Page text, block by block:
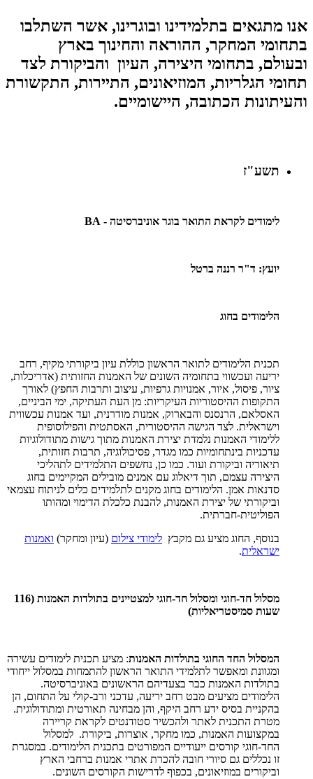
אנו מתגאים בתלמידינו ובוגרינו, אשר השתלבו
בתחומי המחקר, ההוראה והחינוך בארץ
ובעולם, בתחומי היצירה, העיון והביקורת לצד
תחומי הגלריות, המוזיאונים, התיירות, התקשורת
והעיתונות הכתובה, היישומיים.
תשע"ז
לימודים לקראת התואר בוגר אוניברסיטה - BA
יועץ: ד"ר רננה ברטל
הלימודים בחוג
תכנית הלימודים לתואר הראשון כוללת עיון ביקורתי מקיף, רחב
יריעה ועכשווי בתחומיה השונים של האמנות החזותית (אדריכלות,
ציור, פיסול, איור, אמנויות גרפיות, עיצוב ותרבות החפץ) לאורך
התקופות ההיסטוריות העיקריות: מן העת העתיקה, ימי הביניים,
האסלאם, הרנסנס והבארוק, אמנות מודרנית, ועד אמנות עכשווית
וישראלית. לצד הגישה ההיסטורית, האסתטית והפילוסופית
ללימודי האמנות נלמדת יצירת האמנות מתוך גישות מתודולוגיות
עדכניות בינתחומיות כמו מגדר, פסיכולוגיה, תרבות חזותית,
תיאוריה וביקורת ועוד. כמו כן, נחשפים התלמידים לתהליכי
היצירה עצמם, תוך דיאלוג עם אמנים מובילים המקיימים בחוג
סדנאות אמן. הלימודים בחוג מקנים לתלמידים כלים לניתוח עצמאי
וביקורתי של יצירת האמנות, להבנת כלכלת הדימוי ומהותו
הפוליטית-חברתית.
בנוסף, החוג מציע גם מקבץ לימודי צילום (עיון ומחקר) ואמנות
ישראלית.
מסלול חד-חוגי ומסלול חד-חוגי למצטיינים בתולדות האמנות (116
שעות סמיסטריאליות)
המסלול החד החוגי בתולדות האמנות: מציע תכנית לימודים עשירה
ומגוונת ומאפשר לתלמידי התואר הראשון להתמחות במסלול ייחודי
בתולדות האמנות כבר בצעדיהם הראשונים באוניברסיטה.
הלימודים מציעים מבט רחב יריעה, עדכני ורב-קולי על התחום, הן
בהקניית בסיס ידע רחב היקף, והן מבחינה תאורטית ומתודולוגית.
מטרת התכנית לאתר ולהכשיר סטודנטים לקראת קריירה
במקצועות האמנות, כמו מחקר, אוצרות, ביקורת. למסלול
החד-חוגי קורסים ייעודיים המפורטים בתכנית הלימודים. במסגרת
זו נכללים גם סיורי חובה להכרת אתרי אמנות ברחבי הארץ
וביקורים במוזיאונים, בכפוף לדרישות הקורסים השונים.